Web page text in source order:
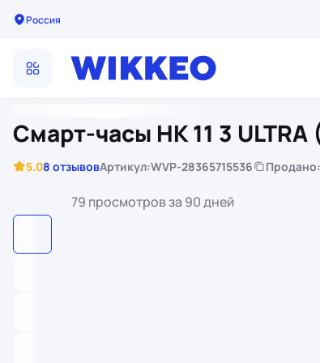
Россия
Смарт-часы HK 11 3
5.08 отзывовАртикул:WVP-28365715536
79 просмотров за 90 дней